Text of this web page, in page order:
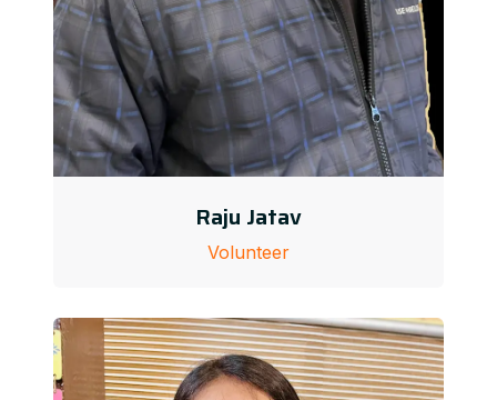
Raju Jatav
Volunteer